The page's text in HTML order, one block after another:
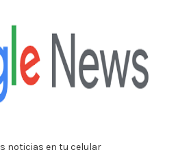
noticias en tu celular